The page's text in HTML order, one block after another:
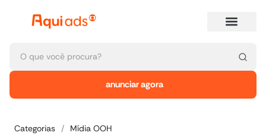
anunciar agora
Categorias / Mídia OOH